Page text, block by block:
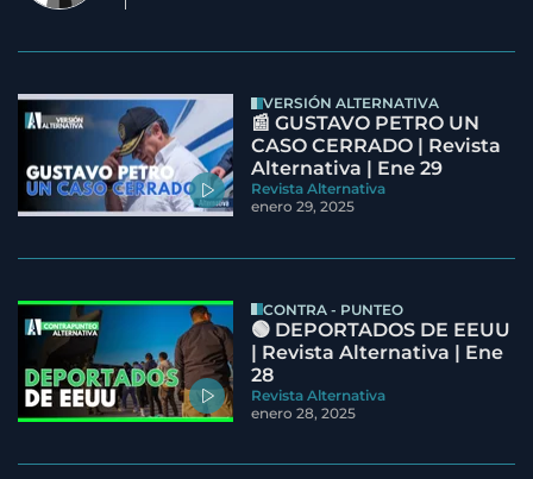
VERSIÓN ALTERNATIVA
📰 GUSTAVO PETRO UN
CASO CERRADO | Revista
Alternativa | Ene 29
Revista Alternativa
enero 29, 2025
CONTRA - PUNTEO
🟢 DEPORTADOS DE EEUU
| Revista Alternativa | Ene
28
Revista Alternativa
enero 28, 2025